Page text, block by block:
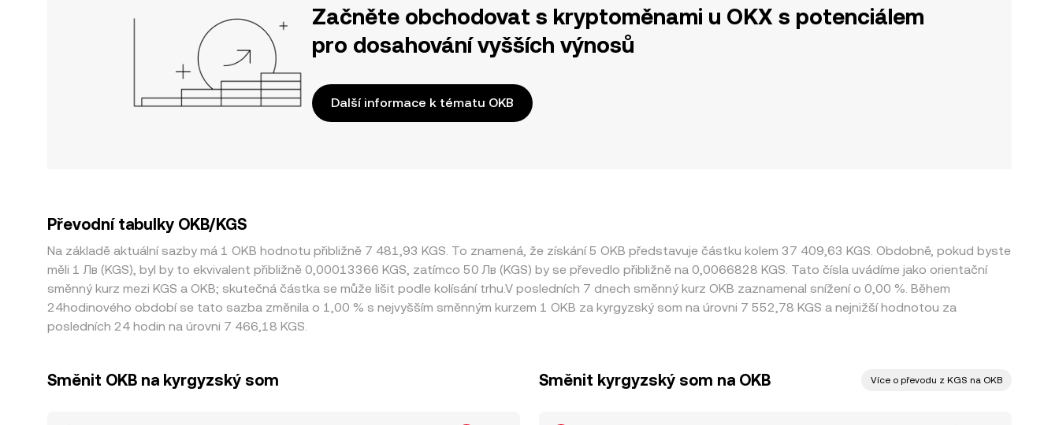
Začněte obchodovat s kryptoměnami u OKX s potenciálem
pro dosahování vyšších výnosů
Další informace k tématu OKB
Převodní tabulky OKB/KGS
Na základě aktuální sazby má 1 OKB hodnotu přibližně 7 481,93 KGS. To znamená, že získání 5 OKB představuje částku kolem 37 409,63 KGS. Obdobně, pokud byste
měli 1 Лв (KGS), byl by to ekvivalent přibližně 0,00013366 KGS, zatímco 50 Лв (KGS) by se převedlo přibližně na 0,0066828 KGS. Tato čísla uvádíme jako orientační
směnný kurz mezi KGS a OKB; skutečná částka se může lišit podle kolísání trhu.V posledních 7 dnech směnný kurz OKB zaznamenal snížení o 0,00 %. Během
24hodinového období se tato sazba změnila o 1,00 % s nejvyšším směnným kurzem 1 OKB za kyrgyzský som na úrovni 7 552,78 KGS a nejnižší hodnotou za
posledních 24 hodin na úrovni 7 466,18 KGS.
Směnit OKB na kyrgyzský som Směnit kyrgyzský som na OKB Více o převodu z KGS na OKB